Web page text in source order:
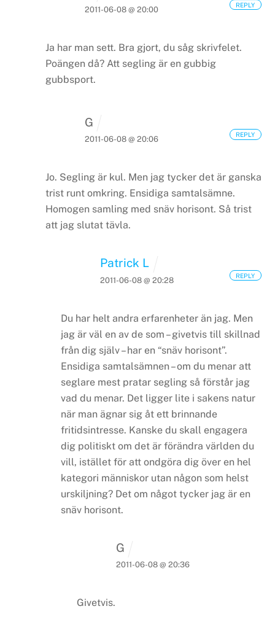
2011-06-08 @ 20:00
Ja har man sett. Bra gjort, du såg skrivfelet.
Poängen då? Att segling är en gubbig
gubbsport.
REPLY
G
2011-06-08 @ 20:06
Jo. Segling är kul. Men jag tycker det är ganska
trist runt omkring. Ensidiga samtalsämne.
Homogen samling med snäv horisont. Så trist
att jag slutat tävla.
REPLY
Patrick L
2011-06-08 @ 20:28
Du har helt andra erfarenheter än jag. Men
jag är väl en av de som – givetvis till skillnad
från dig själv – har en “snäv horisont”.
Ensidiga samtalsämnen – om du menar att
seglare mest pratar segling så förstår jag
vad du menar. Det ligger lite i sakens natur
när man ägnar sig åt ett brinnande
fritidsintresse. Kanske du skall engagera
dig politiskt om det är förändra världen du
vill, istället för att ondgöra dig över en hel
kategori människor utan någon som helst
urskiljning? Det om något tycker jag är en
snäv horisont.
REPLY
G
2011-06-08 @ 20:36
Givetvis.